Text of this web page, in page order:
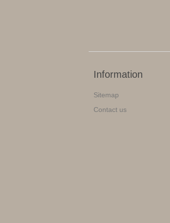
Information
Sitemap
Contact us